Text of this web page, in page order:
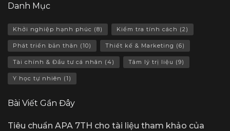
Danh Mục
Khởi nghiệp hạnh phúc (8) Kiểm tra tính cách (2)
Phát triển bản thân (10) Thiết kế & Marketing (6)
Tài chính & Đầu tư cá nhân (4) Tâm lý trị liệu (9)
Y học tự nhiên (1)
Bài Viết Gần Đây
Tiêu chuẩn APA 7TH cho tài liệu tham khảo của